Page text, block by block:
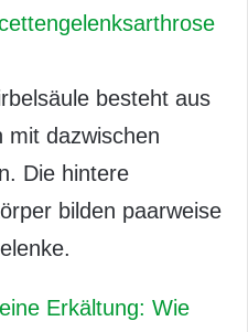
besteht aus
mit dazwischen
Die hintere
bilden paarweise
Erkältung: Wie